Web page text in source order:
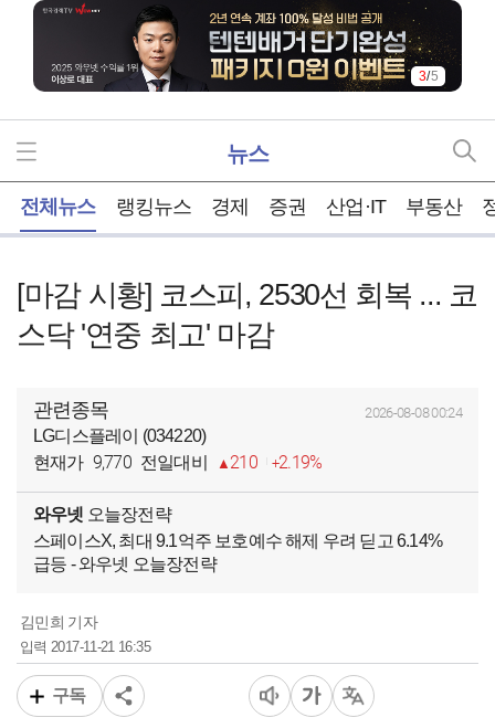
3/5
뉴스
전체뉴스 랭킹뉴스 경제 증권 산업·IT 부동산
[마감 시황] 코스피, 2530선 회복 ... 코
스닥 '연중 최고' 마감
관련종목 2026-08-08 00:24
LG디스플레이 (034220)
현재가 9,770 전일대비 210 2.19%
와우넷 오늘장전략
스페이스X, 최대 9.1억주 보호예수 해제 우려 딛고 6.14%
급등 - 와우넷 오늘장전략
김민희 기자
입력2017-11-21 16:35
구독